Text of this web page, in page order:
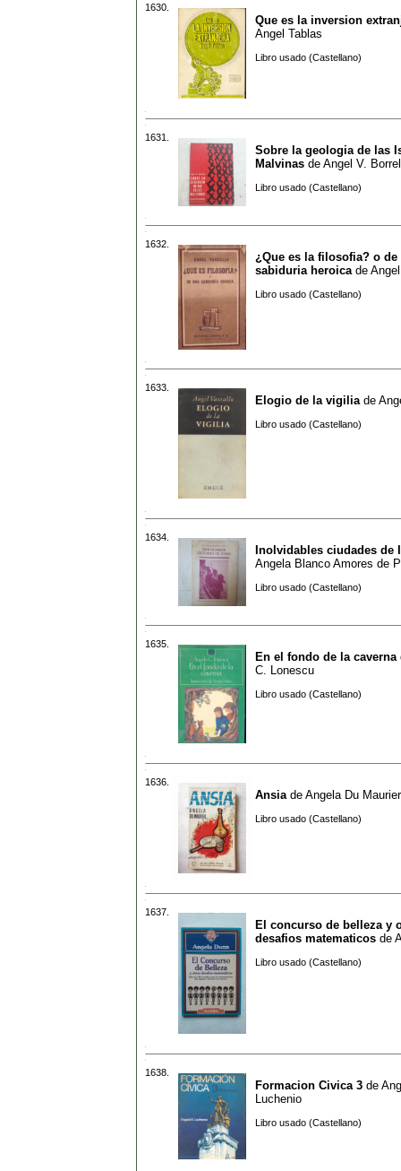
1630.
Que es la inversion
Angel Tablas
Libro usado (Castellano)
1631.
Sobre la geologia de las
Malvinas de Angel V.
Libro usado (Castellano)
1632.
¿Que es la filosofia? o de
sabiduria heroica de
Libro usado (Castellano)
1633.
Elogio de la vigilia de
Libro usado (Castellano)
1634.
Inolvidables ciudades de
Angela Blanco Amores de
Libro usado (Castellano)
1635.
En el fondo de la caverna
C. Lonescu
Libro usado (Castellano)
1636.
Ansia de Angela Du Maurier
Libro usado (Castellano)
1637.
El concurso de belleza y
desafios matematicos de
Libro usado (Castellano)
1638.
Formacion Civica 3 de
Luchenio
Libro usado (Castellano)